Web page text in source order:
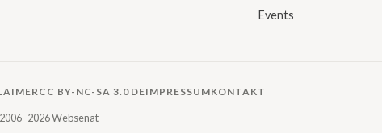
Events
CC BY-NC-SA 3.0 DEIMPRESSUMKONTAKT
Websenat